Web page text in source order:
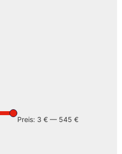
Preis: 3 € — 545 €